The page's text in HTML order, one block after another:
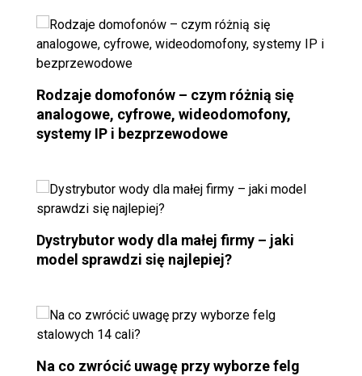
Rodzaje domofonów – czym różnią się
analogowe, cyfrowe, wideodomofony,
systemy IP i bezprzewodowe
Dystrybutor wody dla małej firmy – jaki
model sprawdzi się najlepiej?
Na co zwrócić uwagę przy wyborze felg